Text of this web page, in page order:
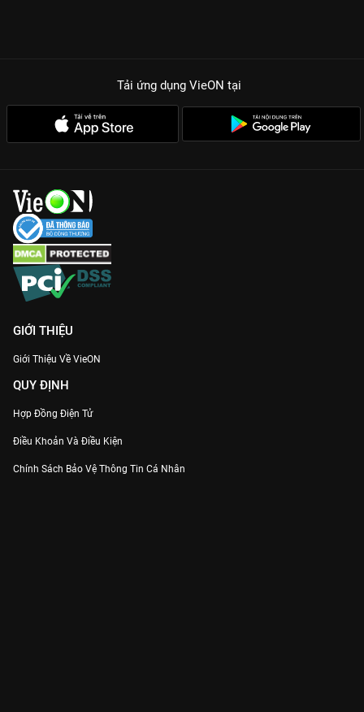
Tải ứng dụng VieON tại
GIỚI THIỆU
Giới Thiệu Về VieON
QUY ĐỊNH
Hợp Đồng Điện Tử
Điều Khoản Và Điều Kiện
Chính Sách Bảo Vệ Thông Tin Cá Nhân